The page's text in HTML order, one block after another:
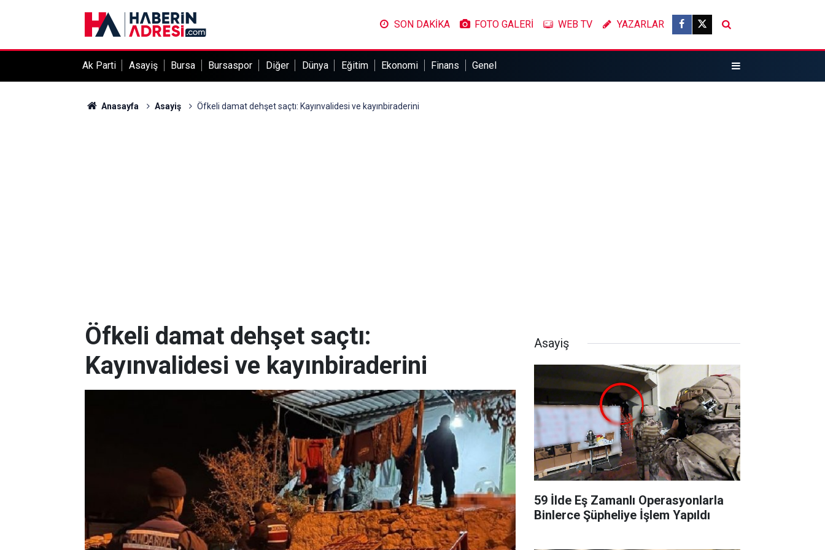
SON DAKİKA FOTO GALERİ WEB TV YAZARLAR
Ak Parti Asayiş Bursa Bursaspor Diğer Dünya Eğitim Ekonomi Finans Genel
Anasayfa Asayiş Öfkeli damat dehşet saçtı: Kayınvalidesi ve kayınbiraderini
Öfkeli damat dehşet saçtı:
Kayınvalidesi ve kayınbiraderini
Asayiş
59 İlde Eş Zamanlı Operasyonlarla
Binlerce Şüpheliye İşlem Yapıldı